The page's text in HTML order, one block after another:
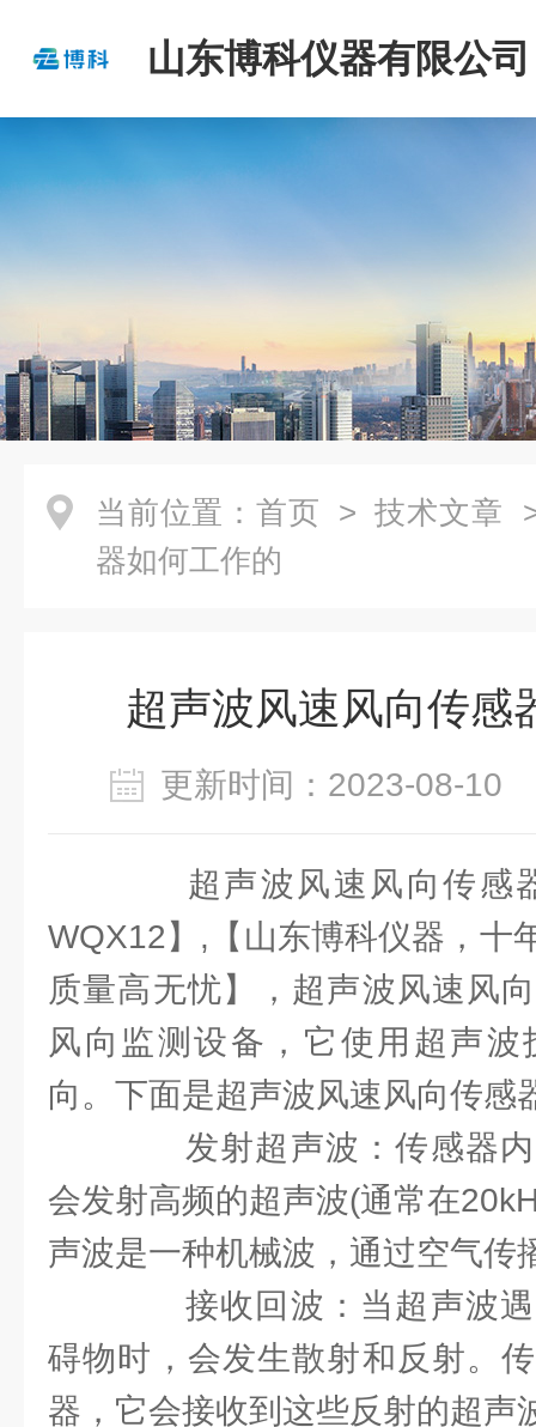
山东博科仪器有限公司
当前位置： 首页 > 技术文章
器如何工作的
超声波风速风向传感
更新时间：2023-08-
超声波风速风向传感
WQX12】,【山东博科仪器，十
质量高无忧】，超声波风速风
风向监测设备，它使用超声
向。下面是超声波风速风向传感
发射超声波：传感器内
会发射高频的超声波(通常在
声波是一种机械波，通过空气传
接收回波：当超声波遇
碍物时，会发生散射和反射。
器，它会接收到这些反射的超声